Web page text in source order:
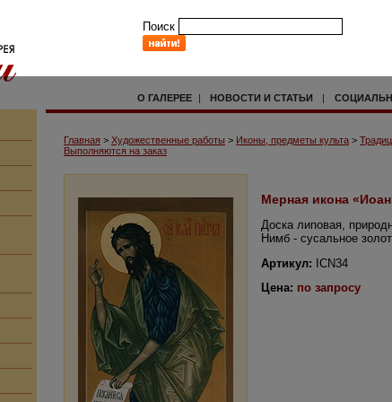
Поиск
О ГАЛЕРЕЕ | НОВОСТИ И СТАТЬИ |
Главная > Художественные работы > Иконы, предметы культа >
Выполняются на заказ
Мерная икона
Доска липовая,
Нимб - сусальное
Артикул: ICN34
Цена: по запросу